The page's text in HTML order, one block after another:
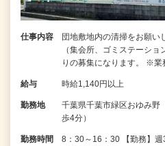
仕事内容
団地敷地内の清掃をお願い
（集会所、ゴミステーシ
りの募集になります。 ※業
給与 時給1,140円以上
勤務地
千葉県千葉市緑区おゆみ野
歩4分）
勤務時間
8：30～16：30 【勤務】